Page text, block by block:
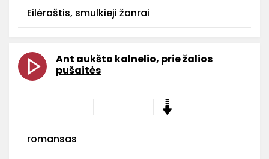
Eilėraštis, smulkieji žanrai
Ant aukšto kalnelio, prie žalios
pušaitės
romansas